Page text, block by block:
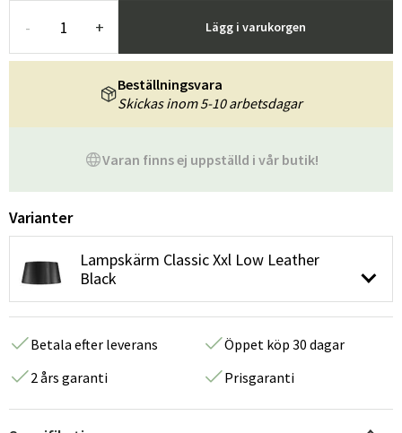
- + Lägg i varukorgen
Varan finns ej uppställd i vår butik!
Beställningsvara
Skickas inom 5-10 arbetsdagar
Varianter
Lampskärm Classic Xxl Low Leather
Black
Betala efter leverans
Öppet köp 30 dagar
2 års garanti
Prisgaranti